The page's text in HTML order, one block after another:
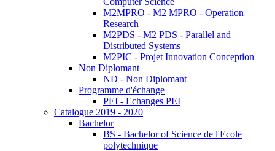
M2MPRO - M2 MPRO - Operation
Research
M2PDS - M2 PDS - Parallel and
Distributed Systems
M2PIC - Projet Innovation Conception
Non Diplomant
ND - Non Diplomant
Programme d'échange
PEI - Echanges PEI
Catalogue 2019 - 2020
Bachelor
BS - Bachelor of Science de l'Ecole
polytechnique